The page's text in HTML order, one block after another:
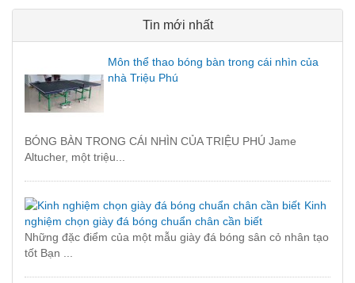
Tin mới nhất
Môn thể thao bóng bàn trong cái nhìn của
nhà Triệu Phú
BÓNG BÀN TRONG CÁI NHÌN CỦA TRIỆU PHÚ Jame
Altucher, một triệu...
Kinh
nghiệm chọn giày đá bóng chuẩn chân cần biết
Những đặc điểm của một mẫu giày đá bóng sân cỏ nhân tạo
tốt Bạn ...